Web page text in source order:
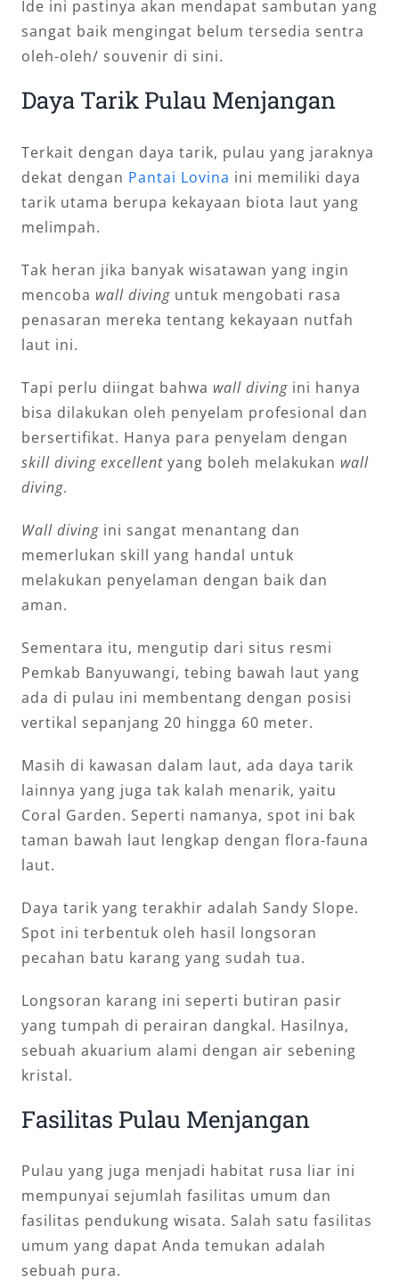
Ide ini pastinya akan mendapat sambutan yang
sangat baik mengingat belum tersedia sentra
oleh-oleh/ souvenir di sini.
Daya Tarik Pulau Menjangan
Terkait dengan daya tarik, pulau yang jaraknya
dekat dengan Pantai Lovina ini memiliki daya
tarik utama berupa kekayaan biota laut yang
melimpah.
Tak heran jika banyak wisatawan yang ingin
mencoba wall diving untuk mengobati rasa
penasaran mereka tentang kekayaan nutfah
laut ini.
Tapi perlu diingat bahwa wall diving ini hanya
bisa dilakukan oleh penyelam profesional dan
bersertifikat. Hanya para penyelam dengan
skill diving excellent yang boleh melakukan wall
diving.
Wall diving ini sangat menantang dan
memerlukan skill yang handal untuk
melakukan penyelaman dengan baik dan
aman.
Sementara itu, mengutip dari situs resmi
Pemkab Banyuwangi, tebing bawah laut yang
ada di pulau ini membentang dengan posisi
vertikal sepanjang 20 hingga 60 meter.
Masih di kawasan dalam laut, ada daya tarik
lainnya yang juga tak kalah menarik, yaitu
Coral Garden. Seperti namanya, spot ini bak
taman bawah laut lengkap dengan flora-fauna
laut.
Daya tarik yang terakhir adalah Sandy Slope.
Spot ini terbentuk oleh hasil longsoran
pecahan batu karang yang sudah tua.
Longsoran karang ini seperti butiran pasir
yang tumpah di perairan dangkal. Hasilnya,
sebuah akuarium alami dengan air sebening
kristal.
Fasilitas Pulau Menjangan
Pulau yang juga menjadi habitat rusa liar ini
mempunyai sejumlah fasilitas umum dan
fasilitas pendukung wisata. Salah satu fasilitas
umum yang dapat Anda temukan adalah
sebuah pura.